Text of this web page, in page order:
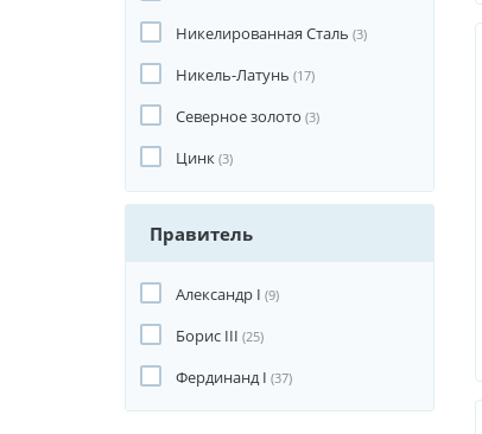
Никелированная Сталь (3)
Никель-Латунь (17)
Северное золото (3)
Цинк (3)
Правитель
Александр I (9)
Борис III (25)
Фердинанд I (37)